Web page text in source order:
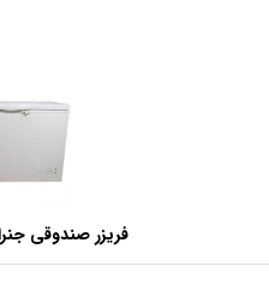
فریزر صندوقی
با ظرفیت 440 لیتر